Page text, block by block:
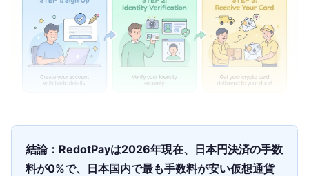
結論：RedotPayは2026年現在、日本円決済の手数
料が0%で、日本国内で最も手数料が安い仮想通貨